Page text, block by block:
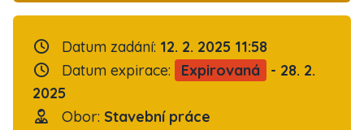
Datum zadání: 12. 2. 2025 11:58
Datum expirace:
Expirovaná
- 28. 2.
2025
Obor: Stavební práce